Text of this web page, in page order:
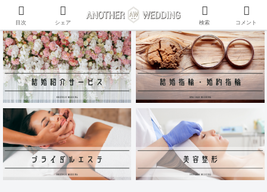
ANOTHER WEDDING~RING~のInstagramアカウントがリリース♪
目次 シェア 検索 コメント